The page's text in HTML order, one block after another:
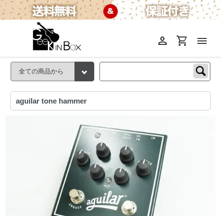
menu
shopping_cart
person
aguilar tone hammer